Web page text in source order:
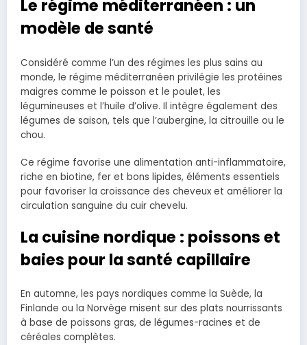
Le régime méditerranéen : un
modèle de santé
Considéré comme l’un des régimes les plus sains au
monde, le régime méditerranéen privilégie les protéines
maigres comme le poisson et le poulet, les
légumineuses et l’huile d’olive. Il intègre également des
légumes de saison, tels que l’aubergine, la citrouille ou le
chou.
Ce régime favorise une alimentation anti-inflammatoire,
riche en biotine, fer et bons lipides, éléments essentiels
pour favoriser la croissance des cheveux et améliorer la
circulation sanguine du cuir chevelu.
La cuisine nordique : poissons et
baies pour la santé capillaire
En automne, les pays nordiques comme la Suède, la
Finlande ou la Norvège misent sur des plats nourrissants
à base de poissons gras, de légumes-racines et de
céréales complètes.